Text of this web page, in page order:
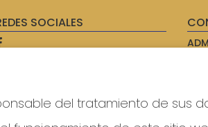
SOCIALES
del tratamiento de sus